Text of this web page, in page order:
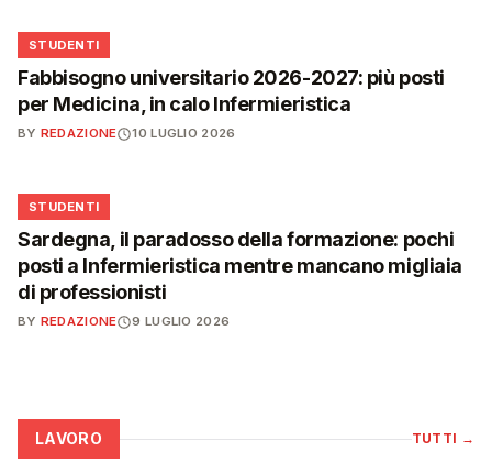
🎓
STUDENTI
Fabbisogno universitario 2026-2027: più posti
per Medicina, in calo Infermieristica
BY REDAZIONE 10 LUGLIO 2026
🎓
STUDENTI
Sardegna, il paradosso della formazione: pochi
posti a Infermieristica mentre mancano migliaia
di professionisti
BY REDAZIONE 9 LUGLIO 2026
LAVORO TUTTI →